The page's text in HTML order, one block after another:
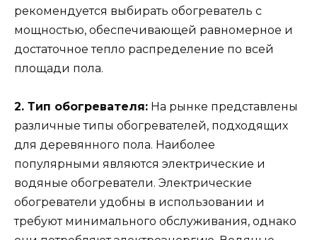
рекомендуется выбирать обогреватель с
мощностью, обеспечивающей равномерное и
достаточное тепло распределение по всей
площади пола.
2. Тип обогревателя: На рынке представлены
различные типы обогревателей, подходящих
для деревянного пола. Наиболее
популярными являются электрические и
водяные обогреватели. Электрические
обогреватели удобны в использовании и
требуют минимального обслуживания, однако